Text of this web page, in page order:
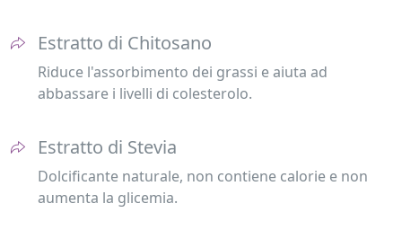
Estratto di Chitosano
Riduce l'assorbimento dei grassi e aiuta ad
abbassare i livelli di colesterolo.
Estratto di Stevia
Dolcificante naturale, non contiene calorie e non
aumenta la glicemia.